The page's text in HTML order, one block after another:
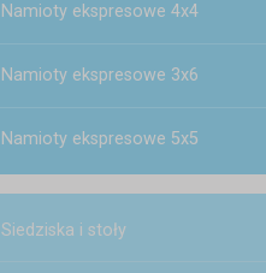
Namioty ekspresowe 4x4
Namioty ekspresowe 3x6
Namioty ekspresowe 5x5
Siedziska i stoły